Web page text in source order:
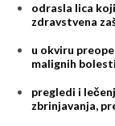
odrasla lica
zdravstvena
u okviru
malignih
pregledi i
zbrinjavanja,